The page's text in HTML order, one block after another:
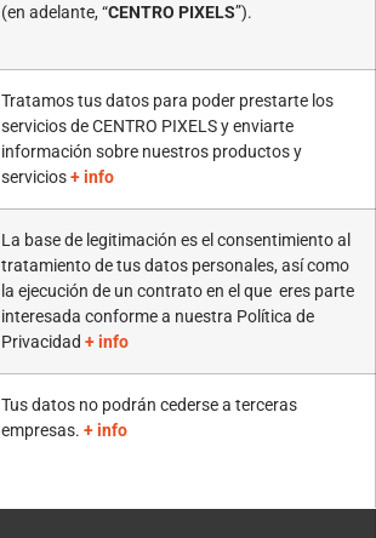
(en adelante, “CENTRO PIXELS”).
Tratamos tus datos para poder prestarte los
servicios de CENTRO PIXELS y enviarte
información sobre nuestros productos y
servicios+ info
La base de legitimación es el consentimiento al
tratamiento de tus datos personales, así como
la ejecución de un contrato en el que eres parte
interesada conforme a nuestra Política de
Privacidad + info
Tus datos no podrán cederse a terceras
empresas. + info